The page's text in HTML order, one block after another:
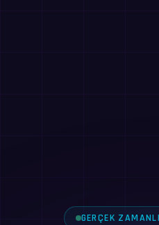
GERÇEK